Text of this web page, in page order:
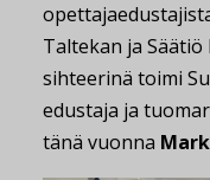
Taltekan ja
sihteerinä toimi
edustaja ja
tänä vuonna